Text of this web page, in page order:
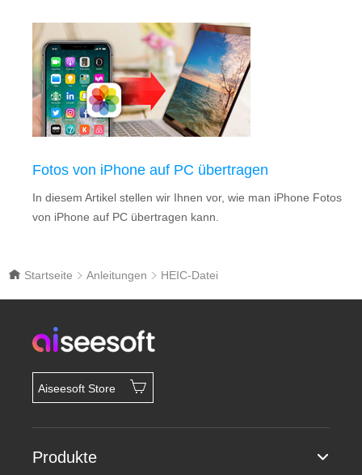
Fotos von iPhone auf PC übertragen
In diesem Artikel stellen wir Ihnen vor, wie man iPhone Fotos
von iPhone auf PC übertragen kann.
Startseite Anleitungen HEIC-Datei
Aiseesoft Store
Produkte